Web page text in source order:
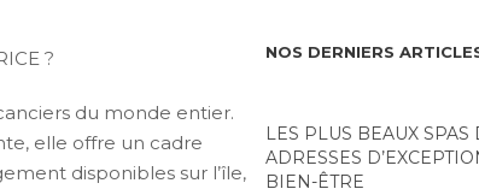
?
du monde entier.
elle offre un cadre
disponibles sur l’île,
NOS DERNIERS
LES PLUS BEAUX SPAS
ADRESSES
BIEN-ÊTRE